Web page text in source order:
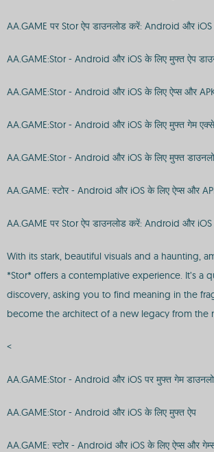
AA.GAME पर Stor ऐप डाउनलोड करें: Android और iOS
AA.GAME:Stor - Android और iOS के लिए मुफ्त ऐप
AA.GAME:Stor - Android और iOS के लिए ऐप्स और
AA.GAME:Stor - Android और iOS के लिए मुफ्त गेम
AA.GAME:Stor - Android और iOS के लिए मुफ्त
AA.GAME: स्टोर - Android और iOS के लिए ऐप्स और
AA.GAME पर Stor ऐप डाउनलोड करें: Android और iOS
With its stark, beautiful visuals and a haunting,
*Stor* offers a contemplative experience. It’s a
discovery, asking you to find meaning in the
become the architect of a new legacy from the
<
AA.GAME:Stor - Android और iOS पर मुफ्त गेम
AA.GAME:Stor - Android और iOS के लिए मुफ्त ऐप
AA.GAME: स्टोर - Android और iOS के लिए ऐप्स और